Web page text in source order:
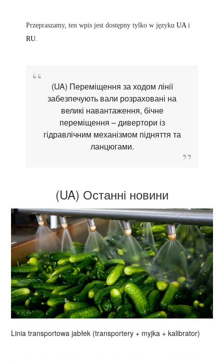
Przepraszamy, ten wpis jest dostępny tylko w językuUA i
RU
(UA) Переміщення за ходом лінії
забезпечують вали розраховані на
великі навантаження, бічне
переміщення – дивертори із
гідравлічним механізмом підняття та
ланцюгами.
(UA) Останні новини
Linia transportowa jabłek (transportery + myjka + kalibrator)